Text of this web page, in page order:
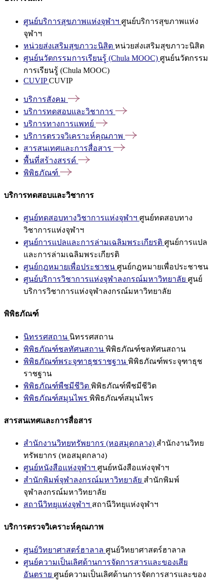
ศูนย์บริการสุขภาพแห่งจุฬาฯ ศูนย์บริการสุขภาพแห่ง
จุฬาฯ
หน่วยส่งเสริมสุขภาวะนิสิต หน่วยส่งเสริมสุขภาวะนิสิต
ศูนย์นวัตกรรมการเรียนรู้ (Chula MOOC) ศูนย์นวัตกรรม
การเรียนรู้ (Chula MOOC)
CUVIPCUVIP
บริการสังคม
บริการทดสอบและวิชาการ
บริการทางการแพทย์
บริการตรวจวิเคราะห์คุณภาพ
สารสนเทศและการสื่อสาร
พื้นที่สร้างสรรค์
พิพิธภัณฑ์
บริการทดสอบและวิชาการ
ศูนย์ทดสอบทางวิชาการแห่งจุฬาฯ ศูนย์ทดสอบทาง
วิชาการแห่งจุฬาฯ
ศูนย์การแปลและการล่ามเฉลิมพระเกียรติ ศูนย์การแปล
และการล่ามเฉลิมพระเกียรติ
ศูนย์กฎหมายเพื่อประชาชน ศูนย์กฎหมายเพื่อประชาชน
ศูนย์บริการวิชาการแห่งจุฬาลงกรณ์มหาวิทยาลัย ศูนย์
บริการวิชาการแห่งจุฬาลงกรณ์มหาวิทยาลัย
พิพิธภัณฑ์
นิทรรศสถาน นิทรรศสถาน
พิพิธภัณฑ์ชลทัศนสถาน พิพิธภัณฑ์ชลทัศนสถาน
พิพิธภัณฑ์พระจุฑาธุชราชฐาน พิพิธภัณฑ์พระจุฑาธุช
ราชฐาน
พิพิธภัณฑ์พืชมีชีวิต พิพิธภัณฑ์พืชมีชีวิต
พิพิธภัณฑ์สมุนไพร พิพิธภัณฑ์สมุนไพร
สารสนเทศและการสื่อสาร
สำนักงานวิทยทรัพยากร (หอสมุดกลาง) สำนักงานวิทย
ทรัพยากร (หอสมุดกลาง)
ศูนย์หนังสือแห่งจุฬาฯ ศูนย์หนังสือแห่งจุฬาฯ
สำนักพิมพ์จุฬาลงกรณ์มหาวิทยาลัย สำนักพิมพ์
จุฬาลงกรณ์มหาวิทยาลัย
สถานีวิทยุแห่งจุฬาฯ สถานีวิทยุแห่งจุฬาฯ
บริการตรวจวิเคราะห์คุณภาพ
ศูนย์วิทยาศาสตร์ฮาลาล ศูนย์วิทยาศาสตร์ฮาลาล
ศูนย์ความเป็นเลิศด้านการจัดการสารและของเสีย
อันตราย ศูนย์ความเป็นเลิศด้านการจัดการสารและของ